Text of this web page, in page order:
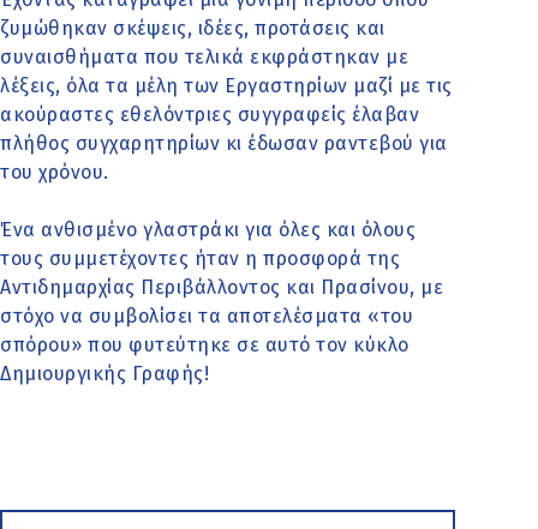
ζυμώθηκαν σκέψεις, ιδέες, προτάσεις και
συναισθήματα που τελικά εκφράστηκαν με
λέξεις, όλα τα μέλη των Εργαστηρίων μαζί με τις
ακούραστες εθελόντριες συγγραφείς έλαβαν
πλήθος συγχαρητηρίων κι έδωσαν ραντεβού για
του χρόνου.
Ένα ανθισμένο γλαστράκι για όλες και όλους
τους συμμετέχοντες ήταν η προσφορά της
Αντιδημαρχίας Περιβάλλοντος και Πρασίνου, με
στόχο να συμβολίσει τα αποτελέσματα «του
σπόρου» που φυτεύτηκε σε αυτό τον κύκλο
Δημιουργικής Γραφής!